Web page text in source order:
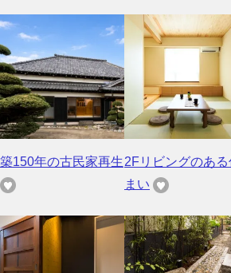
築150年の古民家再生2Fリビングのある
まい